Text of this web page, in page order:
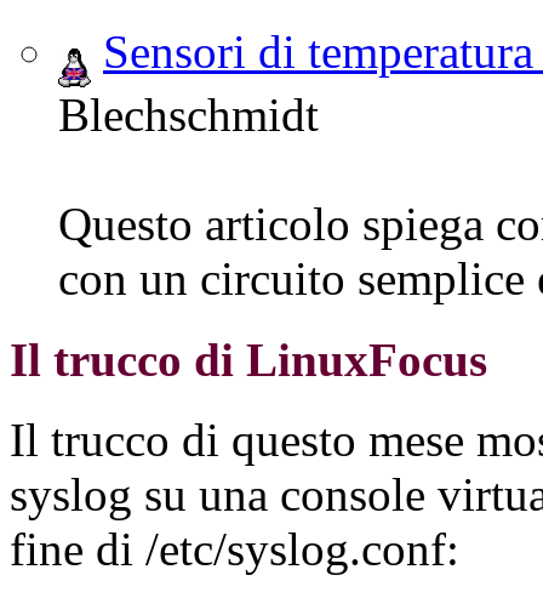
Sensori di
Blechschmidt
Questo articolo spiega
con un circuito semplice
Il trucco di LinuxFocus
Il trucco di questo mese
syslog su una console
fine di /etc/syslog.conf: